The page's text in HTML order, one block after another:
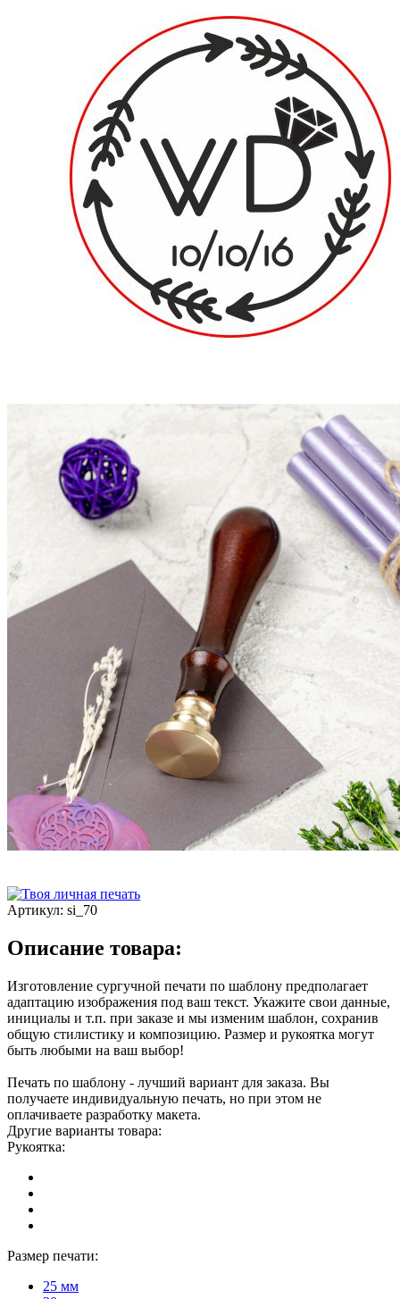
Артикул: si_70
Описание товара:
Изготовление сургучной печати по шаблону предполагает
адаптацию изображения под ваш текст. Укажите свои данные,
инициалы и т.п. при заказе и мы изменим шаблон, сохранив
общую стилистику и композицию. Размер и рукоятка могут
быть любыми на ваш выбор!
Печать по шаблону - лучший вариант для заказа. Вы
получаете индивидуальную печать, но при этом не
оплачиваете разработку макета.
Другие варианты товара:
Рукоятка:
Размер печати:
25 мм